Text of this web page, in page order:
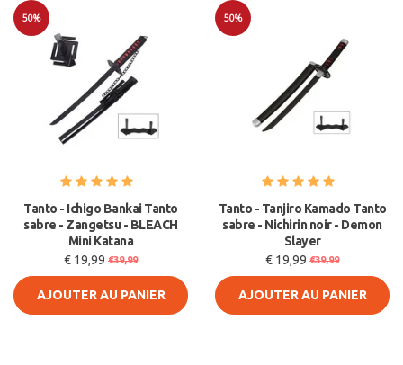
50%
Tanto - Ichigo Bankai Tanto
sabre - Zangetsu - BLEACH
Mini Katana
€ 19,99 €39,99
AJOUTER AU PANIER
50%
Tanto - Tanjiro Kamado Tanto
sabre - Nichirin noir - Demon
Slayer
€ 19,99 €39,99
AJOUTER AU PANIER